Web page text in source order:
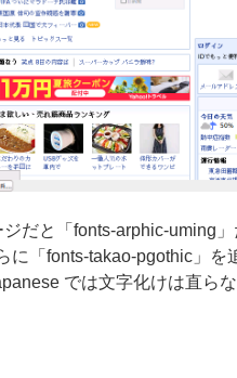
だと「fonts-arphic-uming
に「fonts-takao-pgothic」を
では文字化けは直らな